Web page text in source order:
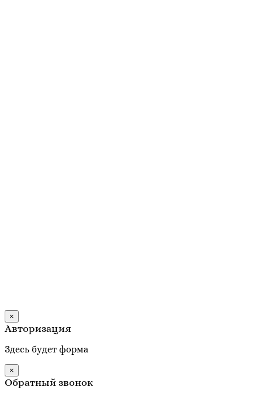
×
Авторизация
Здесь будет форма
×
Обратный звонок